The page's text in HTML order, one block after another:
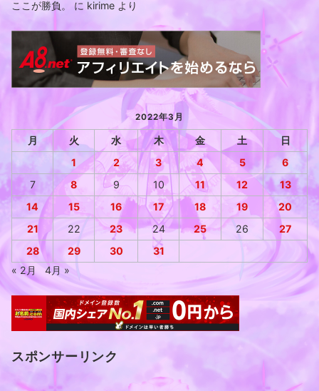
ここが勝負。
に kirime より
2022年3月
月 火 水 木 金 土
日
1
2 3 4 5
6
7
8 9 10 11 12
13
14
15 16 17 18 19
20
21
22 23 24 25 26
27
28
29 30
31
« 2月
4月 »
スポンサーリンク